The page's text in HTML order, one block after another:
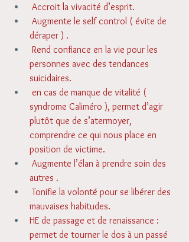
Accroit la vivacité d’esprit.
déraper ) .
personnes avec des tendances
suicidaires.
syndrome Caliméro ), permet d’agir
plutôt que de s’atermoyer,
comprendre ce qui nous place en
position de victime.
autres .
Tonifie la volonté pour se libérer des
mauvaises habitudes.
HE de passage et de renaissance :
permet de tourner le dos à un passé